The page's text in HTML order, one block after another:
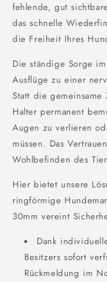
fehlende, gut
das schnelle
die Freiheit Ihres
Die ständige Sorge
Ausflüge zu einer
Statt die
Halter permanent
Augen zu verlieren
müssen. Das
Wohlbefinden des
Hier bietet unsere
ringförmige
30mm vereint
Dank
Besitzers sofort
Rückmeldung im